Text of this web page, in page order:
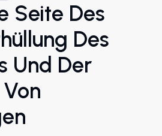
Seite Des
Des
Und Der